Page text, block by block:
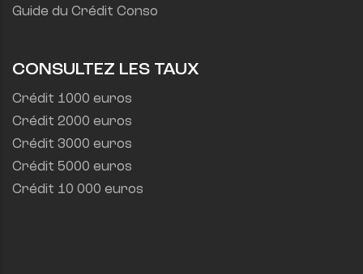
Guide du Crédit Conso
CONSULTEZ LES TAUX
Crédit 1000 euros
Crédit 2000 euros
Crédit 3000 euros
Crédit 5000 euros
Crédit 10 000 euros